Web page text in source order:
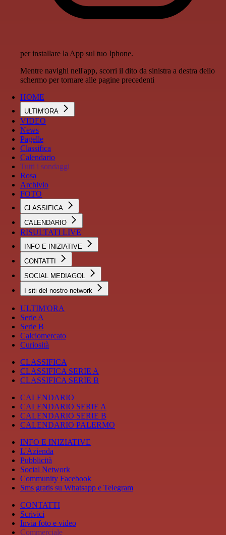
per installare la App sul tuo Iphone.
Mentre navighi nell'app, scorri il dito da sinistra a destra dello
schermo per tornare alle pagine precedenti
HOME
ULTIM'ORA
VIDEO
News
Pagelle
Classifica
Calendario
Tutti i sondaggi
Rosa
Archivio
FOTO
CLASSIFICA
CALENDARIO
RISULTATI LIVE
INFO E INIZIATIVE
CONTATTI
SOCIAL MEDIAGOL
I siti del nostro network
ULTIM'ORA
Serie A
Serie B
Calciomercato
Curiosità
CLASSIFICA
CLASSIFICA SERIE A
CLASSIFICA SERIE B
CALENDARIO
CALENDARIO SERIE A
CALENDARIO SERIE B
CALENDARIO PALERMO
INFO E INIZIATIVE
L'Azienda
Pubblicità
Social Network
Community Facebook
Sms gratis su Whatsapp e Telegram
CONTATTI
Scrivici
Invia foto e video
Commerciale